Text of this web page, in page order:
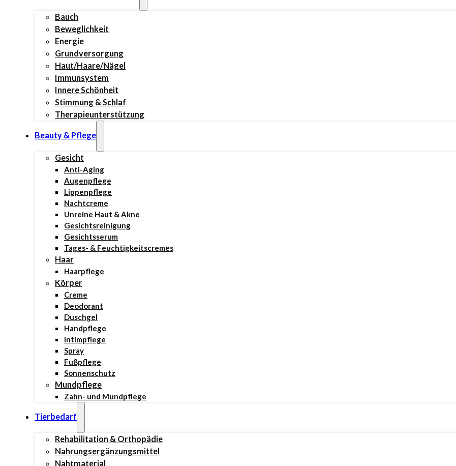
Bauch
Beweglichkeit
Energie
Grundversorgung
Haut/Haare/Nägel
Immunsystem
Innere Schönheit
Stimmung & Schlaf
Therapieunterstützung
Beauty & Pflege
Gesicht
Anti-Aging
Augenpflege
Lippenpflege
Nachtcreme
Unreine Haut & Akne
Gesichtsreinigung
Gesichtsserum
Tages- & Feuchtigkeitscremes
Haar
Haarpflege
Körper
Creme
Deodorant
Duschgel
Handpflege
Intimpflege
Spray
Fußpflege
Sonnenschutz
Mundpflege
Zahn- und Mundpflege
Tierbedarf
Rehabilitation & Orthopädie
Nahrungsergänzungsmittel
Nahtmaterial